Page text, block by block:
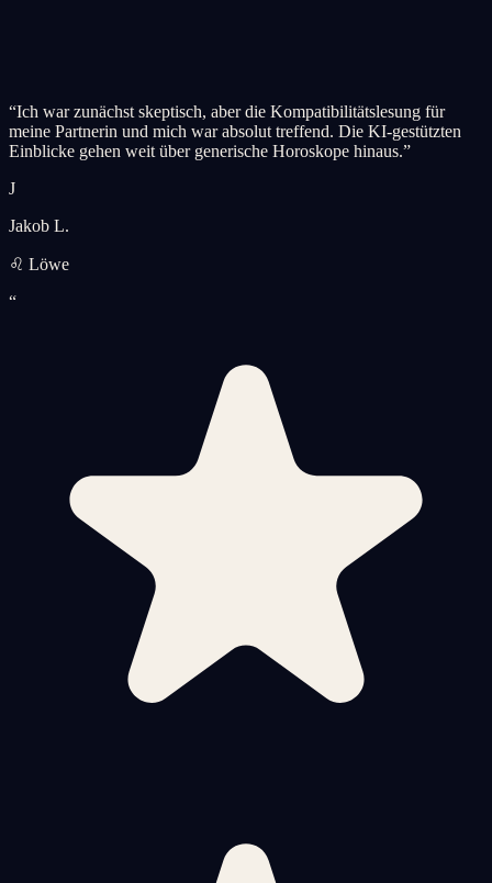
“Ich war zunächst skeptisch, aber die Kompatibilitätslesung für
meine Partnerin und mich war absolut treffend. Die KI-gestützten
Einblicke gehen weit über generische Horoskope hinaus.”
J
Jakob L.
♌ Löwe
“